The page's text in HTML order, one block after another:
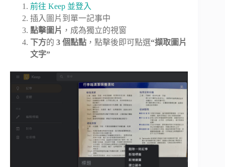
前往 Keep 並登入
插入圖片到單一記事中
點擊圖片 ，成為獨立的視窗
下方的 3 個點點 ，點擊後即可點選“擷取圖片
文字”